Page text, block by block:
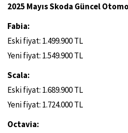
2025 Mayıs Skoda Güncel
Fabia:
Eski fiyat: 1.499.900 TL
Yeni fiyat: 1.549.900 TL
Scala:
Eski fiyat: 1.689.900 TL
Yeni fiyat: 1.724.000 TL
Octavia: